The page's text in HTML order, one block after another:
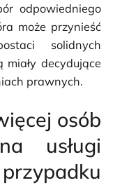
odpowiedniego
może przynieść
solidnych
decydujące
prawnych.
osób
usługi